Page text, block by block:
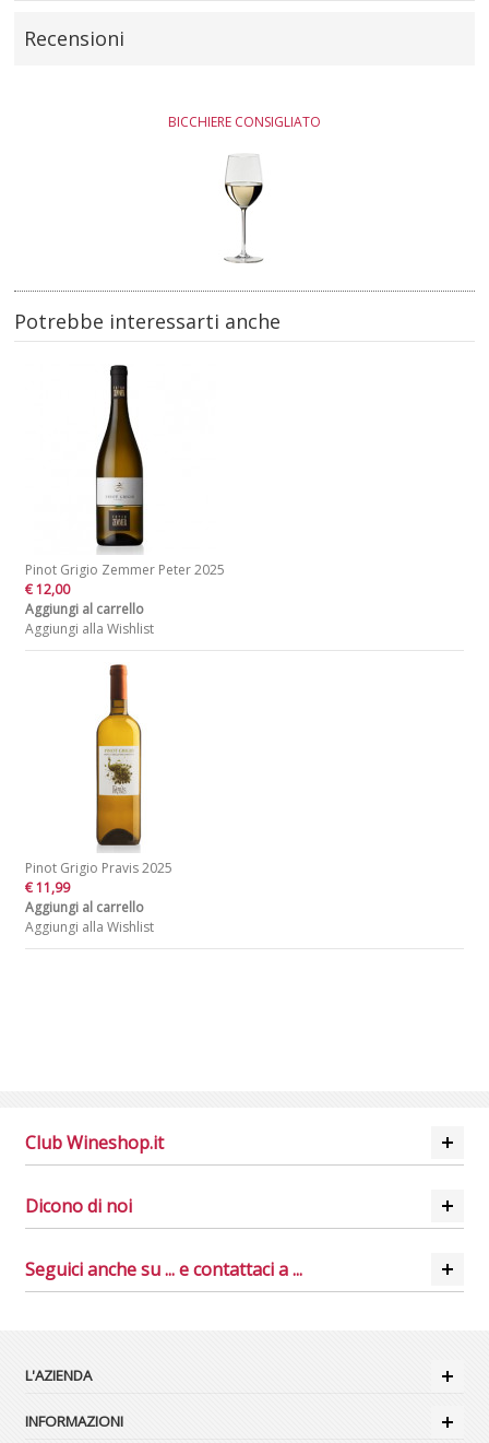
Recensioni
BICCHIERE CONSIGLIATO
Potrebbe interessarti anche
Pinot Grigio Zemmer Peter 2025
€ 12,00
Aggiungi al carrello
Aggiungi alla Wishlist
Pinot Grigio Pravis 2025
€ 11,99
Aggiungi al carrello
Aggiungi alla Wishlist
Club Wineshop.it
Dicono di noi
Seguici anche su ... e contattaci a ...
L'AZIENDA
INFORMAZIONI